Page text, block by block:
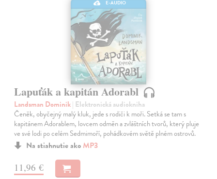
E-AUDIO
Lapuťák a kapitán Adorabl
Landsman Dominik| Elektronická audiokniha
Čeněk, obyčejný malý kluk, jede s rodiči k moři. Setká se tam s
kapitánem Adorablem, lovcem odměn a zvláštních tvorů, který pluje
ve své lodi po celém Sedmimoří, pohádkovém světě plném ostrovů.
Na stiahnutie ako MP3
11,96 €